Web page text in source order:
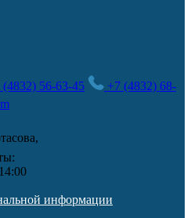
(4832) 56-63-45
+7 (4832) 68-
информации